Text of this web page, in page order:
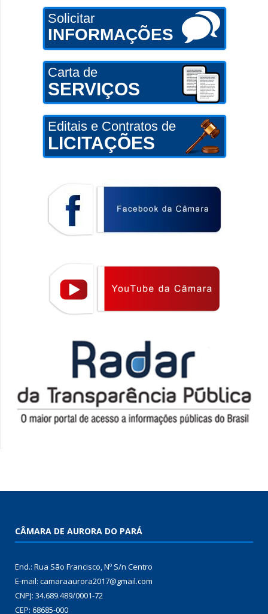
Solicitar
INFORMAÇÕES
Carta de
SERVIÇOS
Editais e Contratos de
LICITAÇÕES
CÂMARA DE AURORA DO PARÁ
End.: Rua São Francisco, Nº S/n Centro
E-mail: camaraaurora2017@gmail.com
CNPJ: 34.689.489/0001-72
CEP: 68685-000